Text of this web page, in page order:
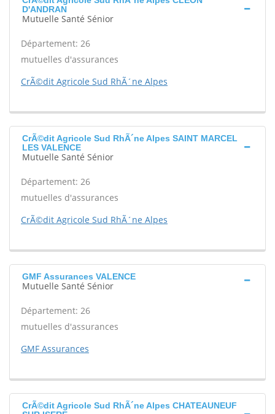
D'ANDRAN
Mutuelle Santé Sénior
Département: 26
mutuelles d'assurances
CrÃ©dit Agricole Sud RhÃ´ne Alpes
CrÃ©dit Agricole Sud RhÃ´ne Alpes SAINT MARCEL
LES VALENCE
Mutuelle Santé Sénior
Département: 26
mutuelles d'assurances
CrÃ©dit Agricole Sud RhÃ´ne Alpes
GMF Assurances VALENCE
Mutuelle Santé Sénior
Département: 26
mutuelles d'assurances
GMF Assurances
CrÃ©dit Agricole Sud RhÃ´ne Alpes CHATEAUNEUF